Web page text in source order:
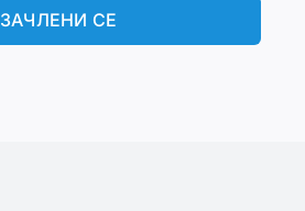
ЗАЧЛЕНИ СЕ